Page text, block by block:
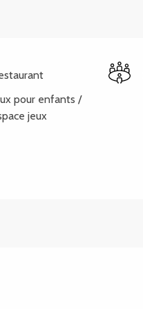
pour enfants /
jeux